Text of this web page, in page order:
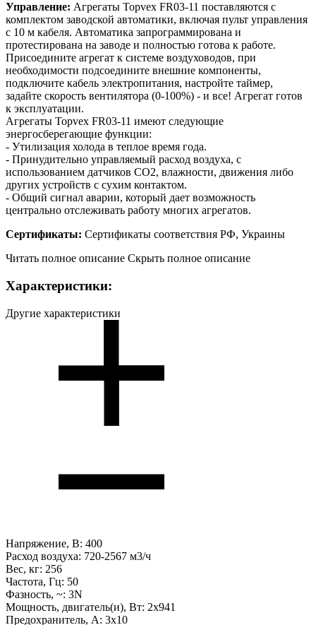
Управление: Агрегаты Topvex FR03-11 поставляются с
комплектом заводской автоматики, включая пульт управления
с 10 м кабеля. Автоматика запрограммирована и
протестирована на заводе и полностью готова к работе.
Присоедините агрегат к системе воздуховодов, при
необходимости подсоедините внешние компоненты,
подключите кабель электропитания, настройте таймер,
задайте скорость вентилятора (0-100%) - и все! Агрегат готов
к эксплуатации.
Агрегаты Topvex FR03-11 имеют следующие
энергосберегающие функции:
- Утилизация холода в теплое время года.
- Принудительно управляемый расход воздуха, с
использованием датчиков CO2, влажности, движения либо
других устройств с сухим контактом.
- Общий сигнал аварии, который дает возможность
центрально отслеживать работу многих агрегатов.
Сертификаты: Сертификаты соответствия РФ, Украины
Читать полное описание Скрыть полное описание
Характеристики:
Другие характеристики
Напряжение, В: 400
Расход воздуха: 720-2567 м3/ч
Вес, кг: 256
Частота, Гц: 50
Фазность, ~: 3N
Мощность, двигатель(и), Вт: 2x941
Предохранитель, А: 3х10